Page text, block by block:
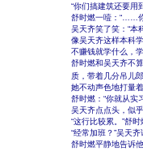
“你们搞建筑还要用
舒时燃一噎：“……
吴天齐笑了笑：“本
像吴天齐这样本科
不赚钱就学什么，
舒时燃和吴天齐不
质，带着几分吊儿
她不动声色地打量
舒时燃：“你就从实
吴天齐点点头，似
“这行比较累。”舒
“经常加班？”吴天
舒时燃平静地告诉